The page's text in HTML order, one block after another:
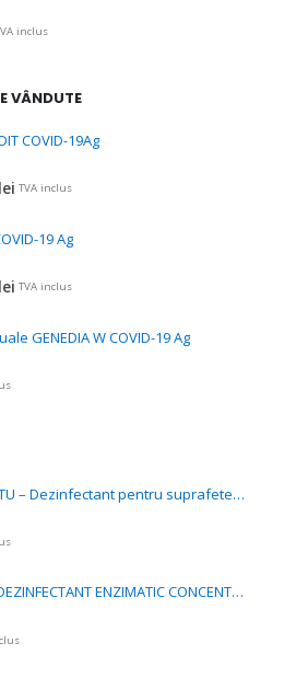
lei.
inclus
VÂNDUTE
COVID-19Ag
lei Interval
prețuri:
până
200 lei
TVA inclus
19 Ag
lei Interval
prețuri:
TVA inclus
GENEDIA W COVID-19 Ag
GLUTANOL RTU – Dezinfectant pentru suprafete si instrumenta
DETERGENT DEZINFECTANT ENZIMATIC CONCENTRAT